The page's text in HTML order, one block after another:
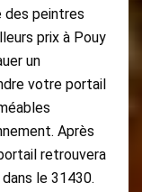
des peintres
prix à Pouy
un
votre portail
Après
retrouvera
le 31430.